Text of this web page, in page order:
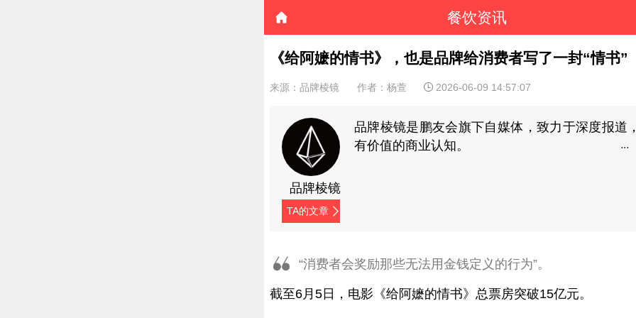
餐饮资讯
《给阿嬷的情书》，也是品牌给消费者写了一封“情书”
来源：品牌棱镜 作者：杨萱 2026-06-09 14:57:07
品牌棱镜
TA的文章
品牌棱镜是鹏友会旗下自媒体，致力于深度报道
有价值的商业认知。
“消费者会奖励那些无法用金钱定义的行为”。
截至6月5日，电影《给阿嬷的情书》总票房突破15亿元。